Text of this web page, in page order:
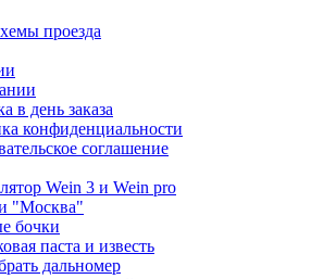
проезда
в день заказа
конфиденциальности
соглашение
Wein 3 и Wein pro
"Москва"
бочки
паста и известь
дальномер